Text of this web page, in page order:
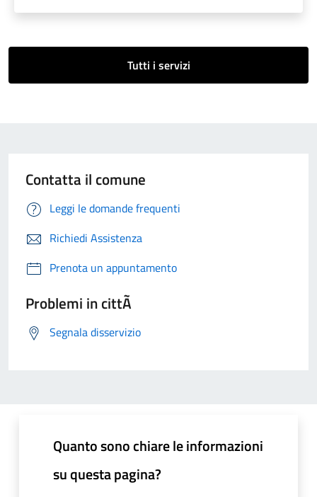
Tutti i servizi
Contatta il comune
Leggi le domande frequenti
Richiedi Assistenza
Prenota un appuntamento
Problemi in cittÃ
Segnala disservizio
Quanto sono chiare le informazioni
su questa pagina?